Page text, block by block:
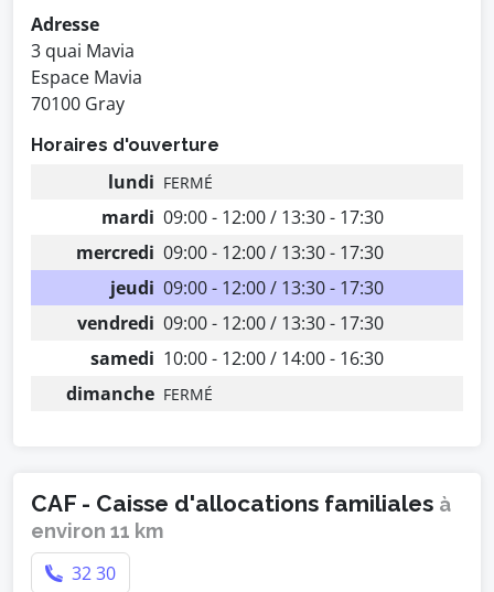
Adresse
3 quai Mavia
Espace Mavia
70100 Gray
Horaires d'ouverture
lundi FERMÉ
mardi 09:00 - 12:00 / 13:30 - 17:30
mercredi 09:00 - 12:00 / 13:30 - 17:30
jeudi 09:00 - 12:00 / 13:30 - 17:30
vendredi 09:00 - 12:00 / 13:30 - 17:30
samedi 10:00 - 12:00 / 14:00 - 16:30
dimanche FERMÉ
CAF - Caisse d'allocations familiales à
environ 11 km
32 30